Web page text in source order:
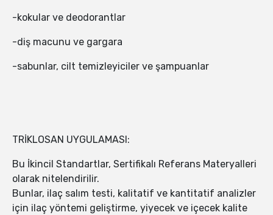
-kokular ve deodorantlar
-diş macunu ve gargara
-sabunlar, cilt temizleyiciler ve şampuanlar
TRİKLOSAN UYGULAMASI:
Bu İkincil Standartlar, Sertifikalı Referans Materyalleri
olarak nitelendirilir.
Bunlar, ilaç salım testi, kalitatif ve kantitatif analizler
için ilaç yöntemi geliştirme, yiyecek ve içecek kalite